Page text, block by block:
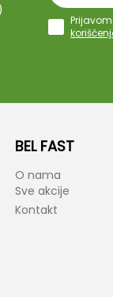
BEL FAST
O nama
Sve akcije
Kontakt